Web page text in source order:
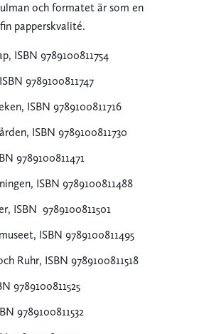
och formatet är som en
papperskvalité.
ISBN 9789100811754
9789100811747
ISBN 9789100811716
ISBN 9789100811730
9789100811471
ISBN 9789100811488
ISBN 9789100811501
ISBN 9789100811495
Ruhr, ISBN 9789100811518
9789100811525
9789100811532